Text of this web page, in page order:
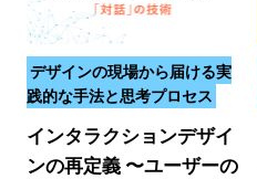
デザインの現場から届ける実
践的な手法と思考プロセス
インタラクションデザイ
ンの再定義 〜ユーザーの